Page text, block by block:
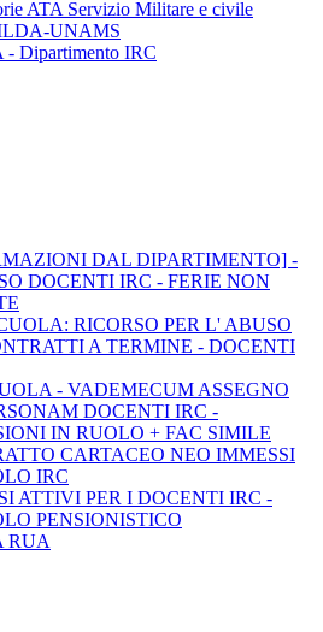
ATA Servizio Militare e civile
UNAMS
Dipartimento IRC
DAL DIPARTIMENTO] -
DOCENTI IRC - FERIE NON
RICORSO PER L' ABUSO
A TERMINE - DOCENTI
- VADEMECUM ASSEGNO
DOCENTI IRC -
IN RUOLO + FAC SIMILE
CARTACEO NEO IMMESSI
IRC
ATTIVI PER I DOCENTI IRC -
PENSIONISTICO
RUA